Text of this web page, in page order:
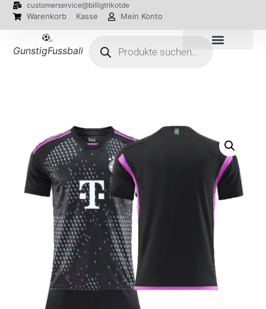
customerservice@billigtrikotde
Warenkorb Kasse Mein Konto
GunstigFussballTrikot